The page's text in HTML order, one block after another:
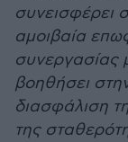
συνεισφέρει
αμοιβαία
συνεργασίας
βοηθήσει
διασφάλιση
της